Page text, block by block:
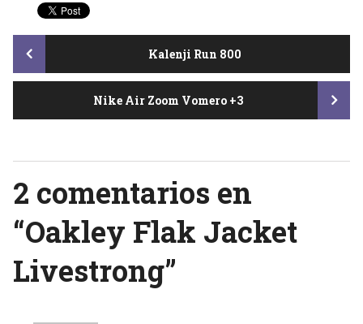
Post
navigation
Kalenji Run 800
Nike Air Zoom Vomero +3
2 comentarios en
“Oakley Flak Jacket
Livestrong”